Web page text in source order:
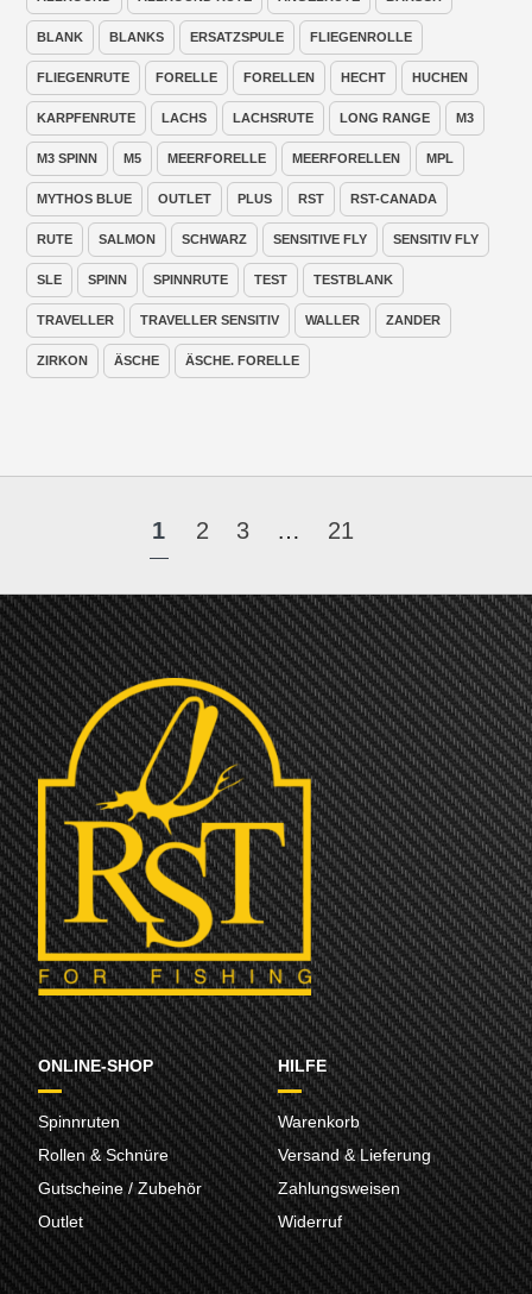
BLANK BLANKS ERSATZSPULE FLIEGENROLLE
FLIEGENRUTE FORELLE FORELLEN HECHT HUCHEN
KARPFENRUTE LACHS LACHSRUTE LONG RANGE M3
M3 SPINN M5 MEERFORELLE MEERFORELLEN MPL
MYTHOS BLUE OUTLET PLUS RST RST-CANADA
RUTE SALMON SCHWARZ SENSITIVE FLY SENSITIV FLY
SLE SPINN SPINNRUTE TEST TESTBLANK
TRAVELLER TRAVELLER SENSITIV WALLER ZANDER
ZIRKON ÄSCHE ÄSCHE. FORELLE
1 2 3 … 21
ONLINE-SHOP
Spinnruten
Rollen & Schnüre
Gutscheine / Zubehör
Outlet
HILFE
Warenkorb
Versand & Lieferung
Zahlungsweisen
Widerruf